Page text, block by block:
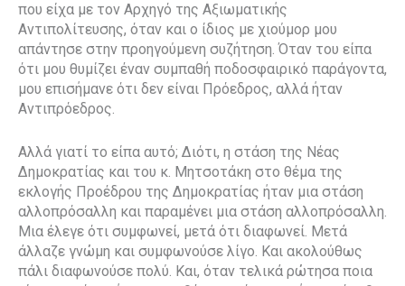
που είχα με τον Αρχηγό της Αξιωματικής
Αντιπολίτευσης, όταν και ο ίδιος με χιούμορ μου
απάντησε στην προηγούμενη συζήτηση. Όταν του είπα
ότι μου θυμίζει έναν συμπαθή ποδοσφαιρικό παράγοντα,
μου επισήμανε ότι δεν είναι Πρόεδρος, αλλά ήταν
Αντιπρόεδρος.
Αλλά γιατί το είπα αυτό; Διότι, η στάση της Νέας
Δημοκρατίας και του κ. Μητσοτάκη στο θέμα της
εκλογής Προέδρου της Δημοκρατίας ήταν μια στάση
αλλοπρόσαλλη και παραμένει μια στάση αλλοπρόσαλλη.
Μια έλεγε ότι συμφωνεί, μετά ότι διαφωνεί. Μετά
άλλαζε γνώμη και συμφωνούσε λίγο. Και ακολούθως
πάλι διαφωνούσε πολύ. Και, όταν τελικά ρώτησα ποια